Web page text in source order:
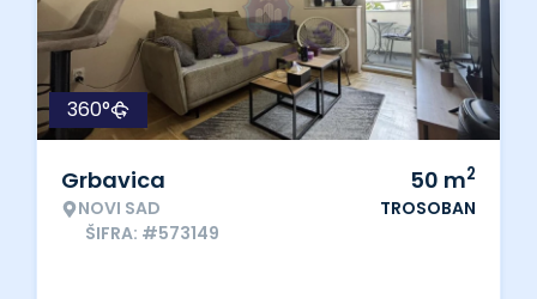
360°
Grbavica
NOVI SAD
ŠIFRA: #573149
50 m2
TROSOBAN